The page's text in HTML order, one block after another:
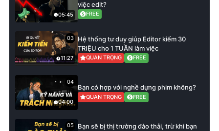
05:45
việc edit?
FREE
03
11:27
Hệ thống tư duy giúp Editor kiếm 30
TRIỆU cho 1 TUẦN làm việc
QUAN TRỌNG FREE
04
04:00
Bạn có hợp với nghề dựng phim không?
QUAN TRỌNG FREE
05
Bạn sẽ bị thị trường đào thải, trừ khi bạn